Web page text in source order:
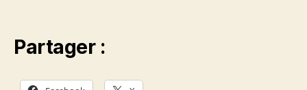
Partager :